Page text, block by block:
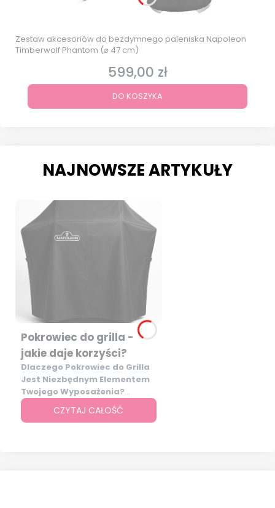
Zestaw akcesoriów do bezdymnego paleniska Napoleon
Timberwolf Phantom (⌀ 47 cm)
Cena
599,00 zł
DO KOSZYKA
NAJNOWSZE ARTYKUŁY
Pokrowiec do grilla -
jakie daje korzyści?
Dlaczego Pokrowiec do Grilla
Jest Niezbędnym Elementem
Twojego Wyposażenia?
Grillowanie to nie tylko sposób na
przygotowywanie pysznych
CZYTAJ CAŁOŚĆ